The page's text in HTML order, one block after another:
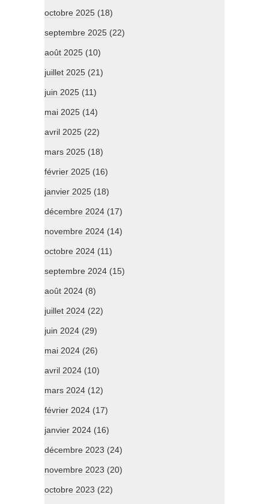
octobre 2025 (18)
septembre 2025 (22)
août 2025 (10)
juillet 2025 (21)
juin 2025 (11)
mai 2025 (14)
avril 2025 (22)
mars 2025 (18)
février 2025 (16)
janvier 2025 (18)
décembre 2024 (17)
novembre 2024 (14)
octobre 2024 (11)
septembre 2024 (15)
août 2024 (8)
juillet 2024 (22)
juin 2024 (29)
mai 2024 (26)
avril 2024 (10)
mars 2024 (12)
février 2024 (17)
janvier 2024 (16)
décembre 2023 (24)
novembre 2023 (20)
octobre 2023 (22)